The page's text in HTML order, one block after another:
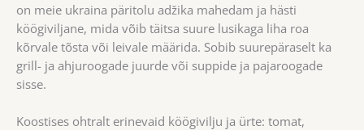
on meie ukraina päritolu adžika mahedam ja hästi
köögiviljane, mida võib täitsa suure lusikaga liha roa
kõrvale tõsta või leivale määrida. Sobib suurepäraselt ka
grill- ja ahjuroogade juurde või suppide ja pajaroogade
sisse.
Koostises ohtralt erinevaid köögivilju ja ürte: tomat,